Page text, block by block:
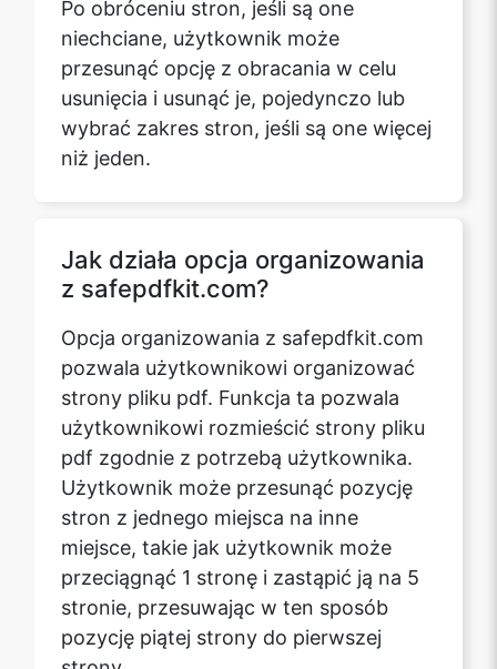
Copy Link
niechciane, użytkownik może
przesunąć opcję z obracania w celu
usunięcia i usunąć je, pojedynczo lub
wybrać zakres stron, jeśli są one więcej
niż jeden.
Jak działa opcja organizowania
z safepdfkit.com?
Opcja organizowania z safepdfkit.com
pozwala użytkownikowi organizować
strony pliku pdf. Funkcja ta pozwala
użytkownikowi rozmieścić strony pliku
pdf zgodnie z potrzebą użytkownika.
Użytkownik może przesunąć pozycję
stron z jednego miejsca na inne
miejsce, takie jak użytkownik może
przeciągnąć 1 stronę i zastąpić ją na 5
stronie, przesuwając w ten sposób
pozycję piątej strony do pierwszej
strony.